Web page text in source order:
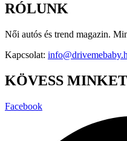
RÓLUNK
Női autós és trend magazin.
Kapcsolat:
KÖVESS MINKET
Facebook